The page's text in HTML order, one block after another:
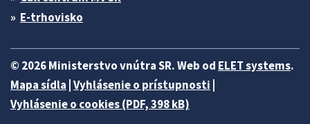
E-trhovisko
© 2026 Ministerstvo vnútra SR. Web od ELET systems.
Mapa sídla Vyhlásenie o prístupnosti
Vyhlásenie o cookies (PDF, 398 kB)